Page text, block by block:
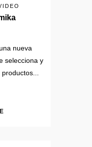
nueva
selecciona y